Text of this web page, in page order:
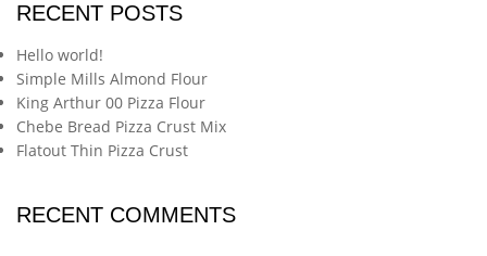
RECENT POSTS
Hello world!
Simple Mills Almond Flour
King Arthur 00 Pizza Flour
Chebe Bread Pizza Crust Mix
Flatout Thin Pizza Crust
RECENT COMMENTS